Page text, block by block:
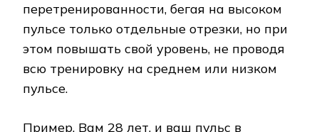
перетренированности, бегая на высоком
пульсе только отдельные отрезки, но при
этом повышать свой уровень, не проводя
всю тренировку на среднем или низком
пульсе.
Пример. Вам 28 лет, и ваш пульс в